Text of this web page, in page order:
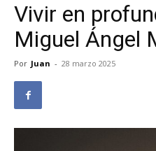
Vivir en
Miguel Ángel
Por Juan - 28 marzo 2025